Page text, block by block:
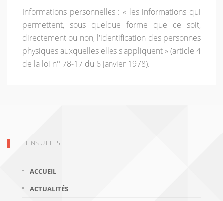
Informations personnelles : « les informations qui
permettent, sous quelque forme que ce soit,
directement ou non, l'identification des personnes
physiques auxquelles elles s'appliquent » (article 4
de la loi n° 78-17 du 6 janvier 1978).
LIENS UTILES
ACCUEIL
ACTUALITÉS